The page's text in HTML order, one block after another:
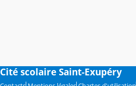
Cité scolaire Saint-Exupéry